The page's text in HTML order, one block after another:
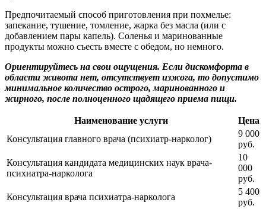
Предпочитаемый способ приготовления при похмелье:
запекание, тушение, томление, жарка без масла (или с
добавлением пары капель). Соленья и маринованные
продукты можно съесть вместе с обедом, но немного.
Ориентируйтесь на свои ощущения. Если дискомфорта в
области живота нет, отсутствует изжога, то допустимо
минимальное количество острого, маринованного и
жирного, после полноценного щадящего приема пищи.
Наименование услуги
Цена
Консультация главного врача (психиатр-нарколог)
9 000
руб.
Консультация кандидата медицинских наук врача-
психиатра-нарколога
10
000
руб.
Консультация врача психиатра-нарколога
5 400
руб.